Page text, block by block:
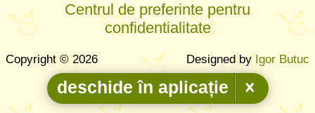
Centrul de preferinte pentru
confidentialitate
Copyright © 2026 Designed by Igor Butuc
deschide în aplicație